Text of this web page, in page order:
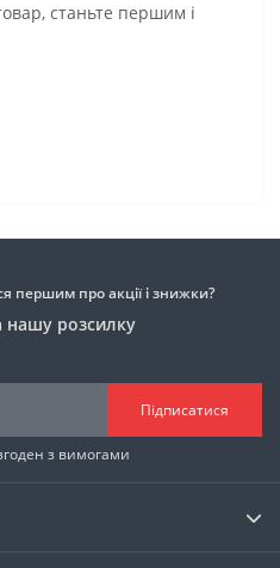
станьте першим і
першим про акції і знижки?
нашу розсилку
Підписатися
з вимогами